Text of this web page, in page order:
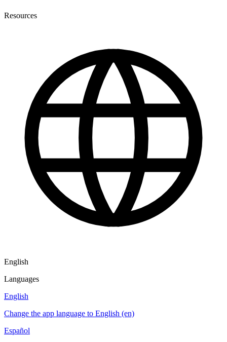
Resources
English
Languages
English
Change the app language to English (en)
Español